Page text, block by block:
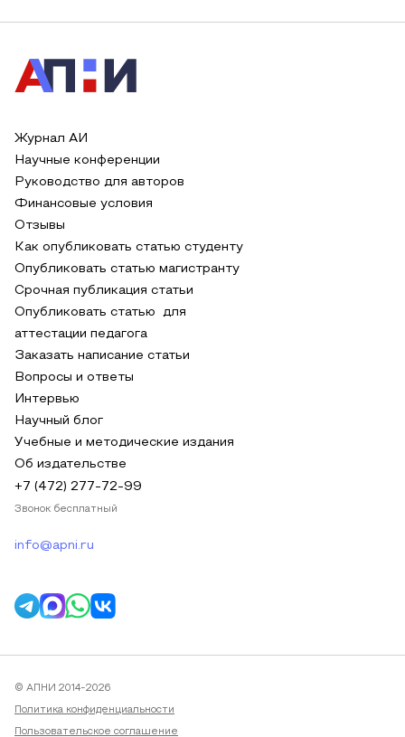
Журнал АИ
Научные конференции
Руководство для авторов
Финансовые условия
Отзывы
Как опубликовать статью студенту
Опубликовать статью магистранту
Срочная публикация статьи
Опубликовать статью для
аттестации педагога
Заказать написание статьи
Вопросы и ответы
Интервью
Научный блог
Учебные и методические издания
Об издательстве
+7 (472) 277-72-99
Звонок бесплатный
info@apni.ru
© АПНИ 2014-2026
Политика конфиденциальности
Пользовательское соглашение